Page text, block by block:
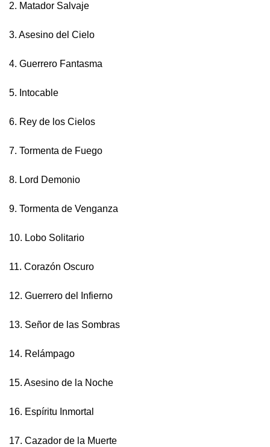
2. Matador Salvaje
3. Asesino del Cielo
4. Guerrero Fantasma
5. Intocable
6. Rey de los Cielos
7. Tormenta de Fuego
8. Lord Demonio
9. Tormenta de Venganza
10. Lobo Solitario
11. Corazón Oscuro
12. Guerrero del Infierno
13. Señor de las Sombras
14. Relámpago
15. Asesino de la Noche
16. Espíritu Inmortal
17. Cazador de la Muerte